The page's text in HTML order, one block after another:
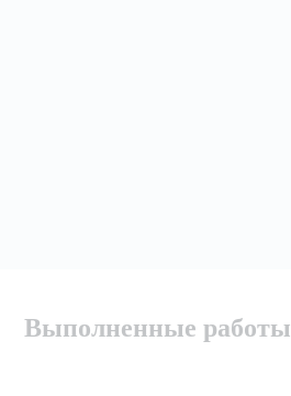
Выполненные работы